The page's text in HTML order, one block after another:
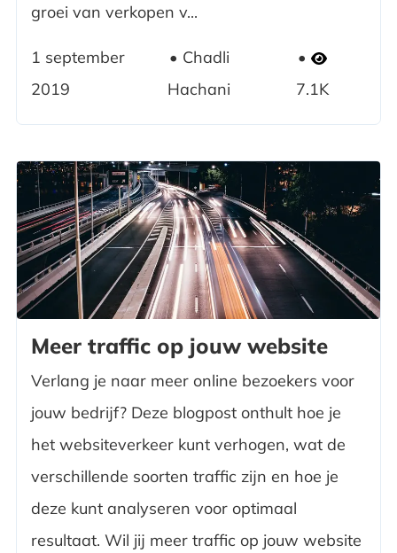
groei van verkopen v...
1 september
2019
Chadli
Hachani
7.1K
Meer traffic op jouw website
Verlang je naar meer online bezoekers voor
jouw bedrijf? Deze blogpost onthult hoe je
het websiteverkeer kunt verhogen, wat de
verschillende soorten traffic zijn en hoe je
deze kunt analyseren voor optimaal
resultaat. Wil jij meer traffic op jouw website